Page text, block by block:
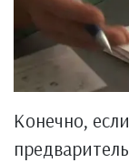
Конечно,